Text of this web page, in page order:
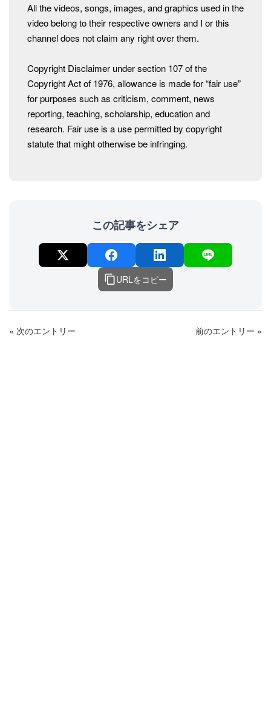
All the videos, songs, images, and graphics used in the
video belong to their respective owners and I or this
channel does not claim any right over them.
Copyright Disclaimer under section 107 of the
Copyright Act of 1976, allowance is made for “fair use”
for purposes such as criticism, comment, news
reporting, teaching, scholarship, education and
research. Fair use is a use permitted by copyright
statute that might otherwise be infringing.
この記事をシェア
URLをコピー
« 次のエントリー 前のエントリー »